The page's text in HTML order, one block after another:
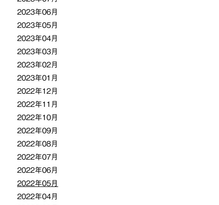
2023年06月
2023年05月
2023年04月
2023年03月
2023年02月
2023年01月
2022年12月
2022年11月
2022年10月
2022年09月
2022年08月
2022年07月
2022年06月
2022年05月
2022年04月